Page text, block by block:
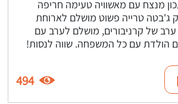
מנצח עם מאשוויה טעימה חריפה
ג'בטה טרייה פשוט מושלם לארוחת
ערב של קרניבורים, מושלם לערב עם
הולדת עם כל המשפחה. שווה לנסות!
494